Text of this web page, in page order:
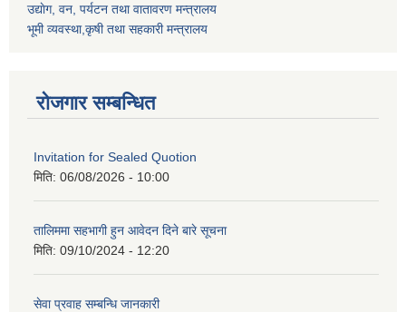
उद्याेग, वन, पर्यटन तथा वातावरण मन्त्रालय
भूमी व्यवस्था,कृषी तथा सहकारी मन्त्रालय
रोजगार सम्बन्धित
Invitation for Sealed Quotion
मिति: 06/08/2026 - 10:00
तालिममा सहभागी हुन आवेदन दिने बारे सूचना
मिति: 09/10/2024 - 12:20
सेवा प्रवाह सम्बन्धि जानकारी